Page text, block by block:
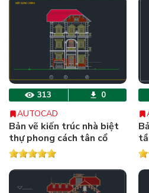
313 0
AUTOCAD
Bản vẽ kiến trúc nhà biệt
thự phong cách tân cổ
điển ( 9.0 x 10m)